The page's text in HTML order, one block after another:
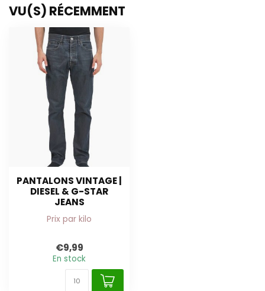
VU(S) RÉCEMMENT
PANTALONS VINTAGE |
DIESEL & G-STAR
JEANS
Prix par kilo
€9,99
En stock